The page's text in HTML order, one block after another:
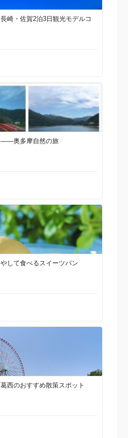
崎・佐賀2泊3日観光モデルコ
—―奥多摩自然の旅
して食べるスイーツパン
西のおすすめ散策スポット